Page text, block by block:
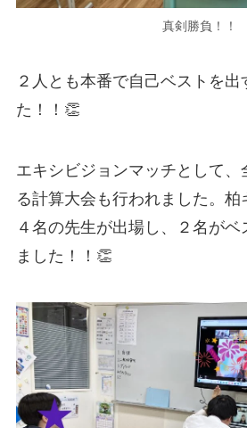
真剣勝負！！
２人とも本番で自己ベストを出
た！！👏
エキシビジョンマッチとして、
る計算大会も行われました。柏
４名の先生が出場し、２名がベ
ました！！👏